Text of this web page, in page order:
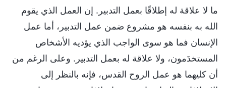
ما لا علاقة له إطلاقًا بعمل التدبير. إن العمل الذي يقوم
الله به بنفسه هو مشروع ضمن عمل التدبير، أما عمل
الإنسان فما هو سوى الواجب الذي يؤديه الأشخاص
المستخدَمون، ولا علاقة له بعمل التدبير. وعلى الرغم من
أن كليهما هو عمل الروح القدس، فإنه بالنظر إلى